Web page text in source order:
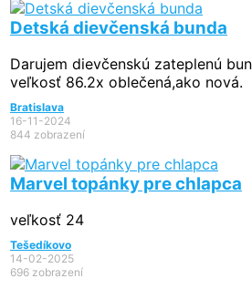
Detská dievčenská bunda
Darujem dievčenskú zateplenú
veľkosť 86.2x oblečená,ako nová.
Bratislava
16-11-2024
844 zobrazení
Marvel topánky pre chlapca
veľkosť 24
Tešedíkovo
14-02-2025
696 zobrazení